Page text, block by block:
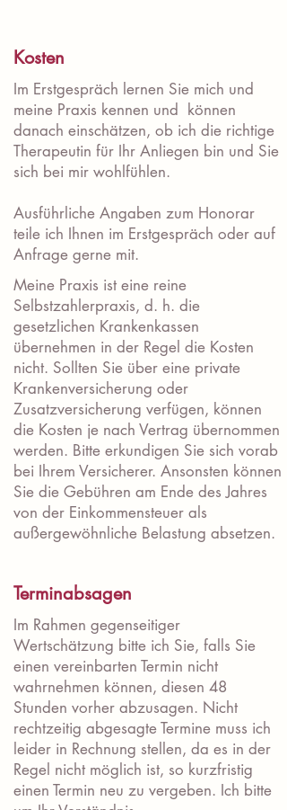
Kosten
Im Erstgespräch lernen Sie mich und
meine Praxis kennen und können
danach einschätzen, ob ich die richtige
Therapeutin für Ihr Anliegen bin und Sie
sich bei mir wohlfühlen.
​Ausführliche Angaben zum Honorar
teile ich Ihnen im Erstgespräch oder auf
Anfrage gerne mit.
Meine Praxis ist eine reine
Selbstzahlerpraxis, d. h. die
gesetzlichen Krankenkassen
übernehmen in der Regel die Kosten
nicht. Sollten Sie über eine private
Krankenversicherung oder
Zusatzversicherung verfügen, können
die Kosten je nach Vertrag übernommen
werden. Bitte erkundigen Sie sich vorab
bei Ihrem Versicherer. Ansonsten können
Sie die Gebühren am Ende des Jahres
von der Einkommensteuer als
außergewöhnliche Belastung absetzen.
Terminabsagen
Im Rahmen gegenseitiger
Wertschätzung bitte ich Sie, falls Sie
einen vereinbarten Termin nicht
wahrnehmen können, diesen 48
Stunden vorher abzusagen. Nicht
rechtzeitig abgesagte Termine muss ich
leider in Rechnung stellen, da es in der
Regel nicht möglich ist, so kurzfristig
einen Termin neu zu vergeben. Ich bitte